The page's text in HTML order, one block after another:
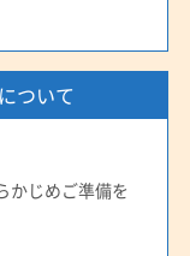
ついて
かじめご準備を